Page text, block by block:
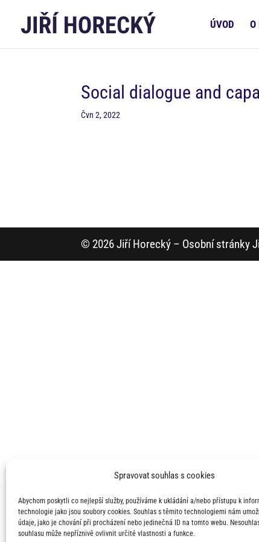
Spravovat souhlas s cookies
Abychom poskytli co nejlepší služby, používáme k ukládání a/nebo přístupu k
technologie jako jsou soubory cookies. Souhlas s těmito technologiemi nám
údaje, jako je chování při procházení nebo jedinečná ID na tomto webu.
souhlasu může nepříznivě ovlivnit určité vlastnosti a funkce.
ÚVOD O
Social dialogue and
Čvn 2, 2022
© 2026 Jiří Horecký – Osobní stránky